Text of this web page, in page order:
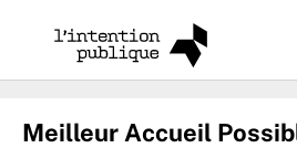
Meilleur Accueil